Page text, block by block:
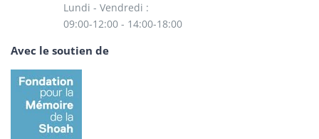
Lundi - Vendredi :
09:00-12:00 - 14:00-18:00
Avec le soutien de